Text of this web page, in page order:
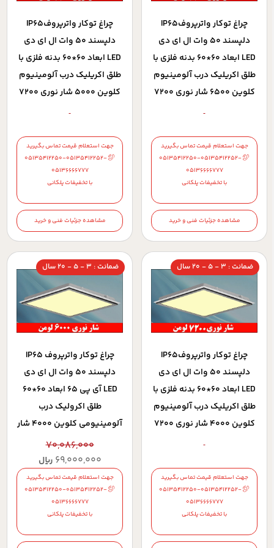
چراغ توکار واترپروفIP65
دلپسند 50 وات ال ای دی
LED ابعاد 60*60 بدنه فلزی با
طلق اکریلیک درب آلومینیوم
کلوین 6500 شار نوری 7200
جهت استعلام قیمت تماس بگیرید
05135412250-05135412252-
05136666777
با تخفیفات پلکانی
مشاهده جزئیات فنی و خرید
چراغ توکار واترپروفIP65
دلپسند 50 وات ال ای دی
LED ابعاد 60*60 بدنه فلزی با
طلق اکریلیک درب آلومینیوم
کلوین 5000 شار نوری 7200
جهت استعلام قیمت تماس بگیرید
05135412250-05135412252-
05136666777
با تخفیفات پلکانی
مشاهده جزئیات فنی و خرید
ضمانت : 3 - 5 - 20 سال
چراغ توکار واترپروفIP65
دلپسند 50 وات ال ای دی
LED ابعاد 60*60 بدنه فلزی با
طلق اکریلیک درب آلومینیوم
کلوین 4000 شار نوری 7200
جهت استعلام قیمت تماس بگیرید
05135412250-05135412252-
05136666777
با تخفیفات پلکانی
ضمانت : 3 - 5 - 20 سال
چراغ توکار واترپروف IP65
دلپسند 50 وات ال ای دی
LED آی پی 65 ابعاد 60*60
طلق اکرولیک درب
آلومینیومی کلوین 4000 شار
ضمانت
70,086,000
69,000,000 ریال
جهت استعلام قیمت تماس بگیرید
05135412250-05135412252-
05136666777
با تخفیفات پلکانی